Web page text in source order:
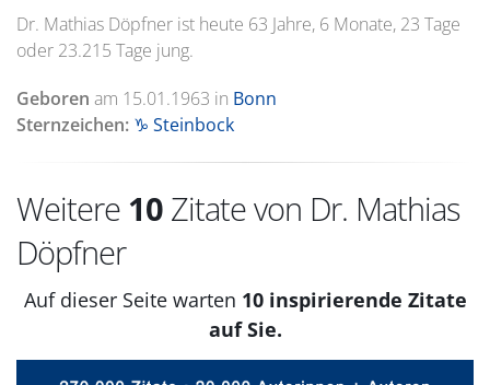
Dr. Mathias Döpfner ist heute 63 Jahre, 6 Monate, 23 Tage
oder 23.215 Tage jung.
Geboren am 15.01.1963 in Bonn
Sternzeichen: ♑ Steinbock
Weitere 10 Zitate von Dr. Mathias
Döpfner
Auf dieser Seite warten 10 inspirierende Zitate
auf Sie.